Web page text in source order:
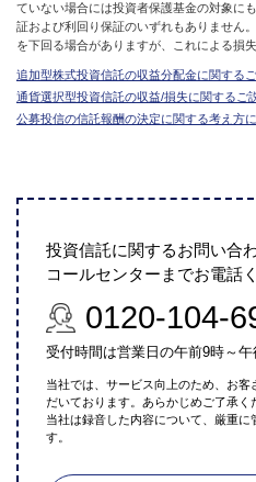
ていない場合には投資者保護基金の対象に
証および利回り保証のいずれもありません
を下回る場合がありますが、これによる損
追加型株式投資信託の収益分配金に関する
通貨選択型投資信託の収益/損失に関するご
公募投信の信託報酬の決定に関する考え方
投資信託に関するお問い合
コールセンターまでお電話
0120-104-
受付時間は営業日の午前9時～午
当社では、サービス向上のため、お
だいております。あらかじめご了承く
当社は録音した内容について、厳重に
す。